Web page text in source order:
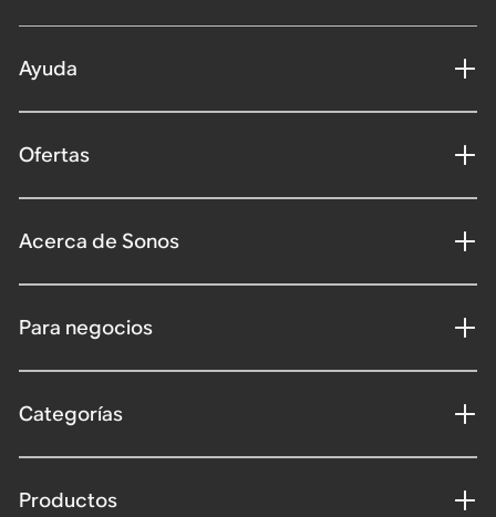
Ayuda
Ofertas
Acerca de Sonos
Para negocios
Categorías
Productos